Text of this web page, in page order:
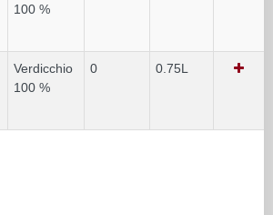
100 %
Verdicchio
100 %
0 0.75L